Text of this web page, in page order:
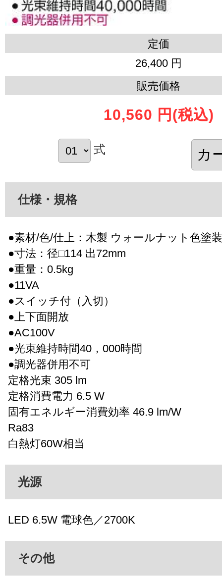
定価
26,400 円
販売価格
10,560 円 (税込)
式
仕様・規格
●素材/色/仕上：木製 ウォールナット色塗装
●寸法：径□114 出72mm
●重量：0.5kg
●11VA
●スイッチ付（入切）
●上下面開放
●AC100V
●光束維持時間40，000時間
●調光器併用不可
定格光束 305 lm
定格消費電力 6.5 W
固有エネルギー消費効率 46.9 lm/W
Ra83
白熱灯60W相当
光源
LED 6.5W 電球色／2700K
その他